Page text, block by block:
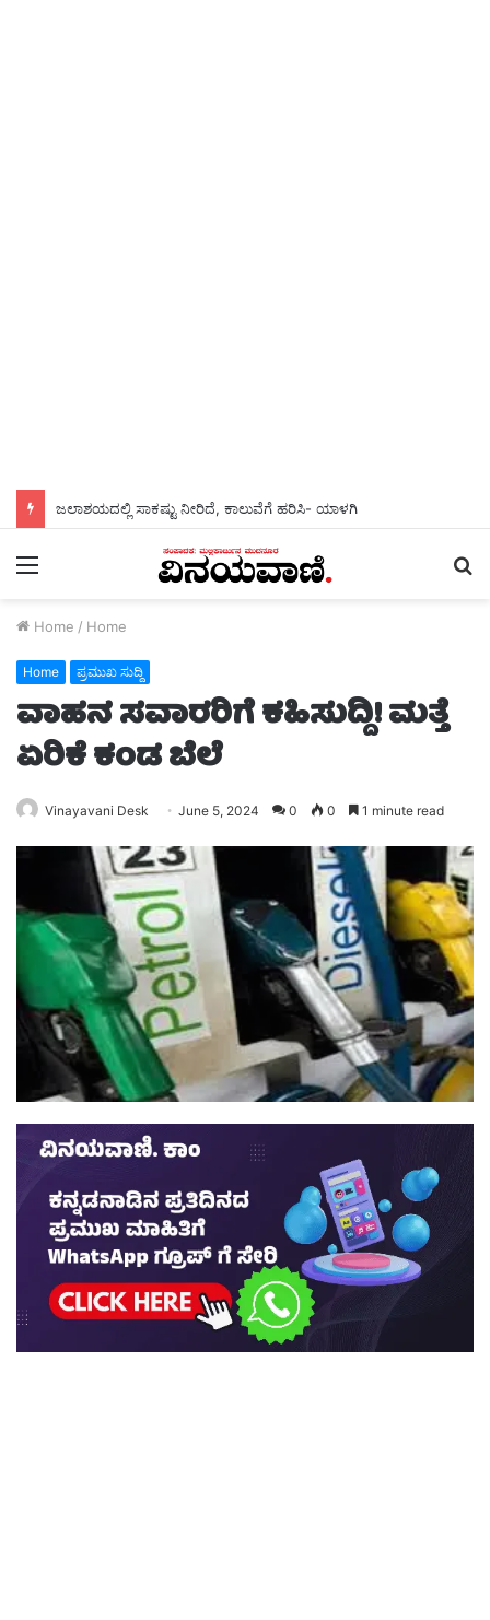
ಜಲಾಶಯದಲ್ಲಿ ಸಾಕಷ್ಟು ನೀರಿದೆ, ಕಾಲುವೆಗೆ ಹರಿಸಿ- ಯಾಳಗಿ
Menu
Home / Home
Home ಪ್ರಮುಖ ಸುದ್ದಿ
ವಾಹನ ಸವಾರರಿಗೆ ಕಹಿಸುದ್ದಿ! ಮತ್ತೆ
ಏರಿಕೆ ಕಂಡ ಬೆಲೆ
Vinayavani Desk June 5, 2024 0 0 1 minute read